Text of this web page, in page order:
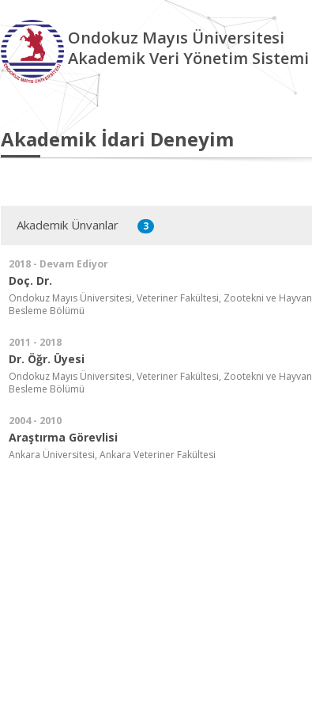
Ondokuz Mayıs Üniversitesi
Akademik Veri Yönetim Sistemi
Akademik İdari Deneyim
Akademik Ünvanlar 3
2018 - Devam Ediyor
Doç. Dr.
Ondokuz Mayıs Üniversitesi, Veteriner Fakültesi, Zootekni ve Hayvan
Besleme Bölümü
2011 - 2018
Dr. Öğr. Üyesi
Ondokuz Mayıs Üniversitesi, Veteriner Fakültesi, Zootekni ve Hayvan
Besleme Bölümü
2004 - 2010
Araştırma Görevlisi
Ankara Üniversitesi, Ankara Veteriner Fakültesi